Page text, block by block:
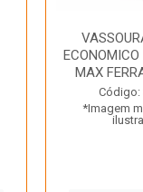
MAX
Código:
*Imagem